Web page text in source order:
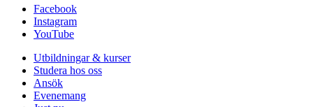
Facebook
Instagram
YouTube
Utbildningar & kurser
Studera hos oss
Ansök
Evenemang